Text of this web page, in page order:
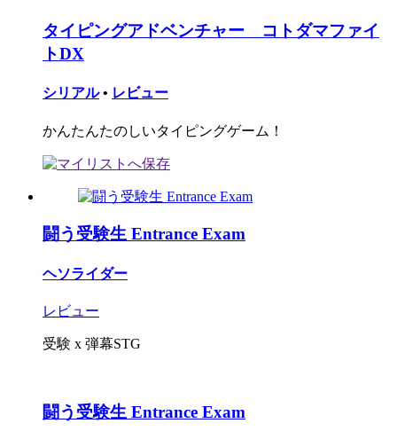
タイピングアドベンチャー コトダマファイ
トDX
シリアル • レビュー
かんたんたのしいタイピングゲーム！
闘う受験生 Entrance Exam
ヘソライダー
レビュー
受験 x 弾幕STG
闘う受験生 Entrance Exam